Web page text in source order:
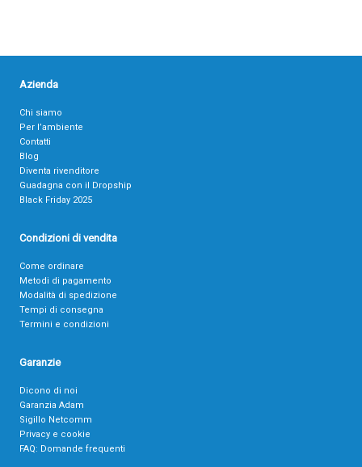
Azienda
Chi siamo
Per l’ambiente
Contatti
Blog
Diventa rivenditore
Guadagna con il Dropship
Black Friday 2025
Condizioni di vendita
Come ordinare
Metodi di pagamento
Modalità di spedizione
Tempi di consegna
Termini e condizioni
Garanzie
Dicono di noi
Garanzia Adam
Sigillo Netcomm
Privacy e cookie
FAQ: Domande frequenti